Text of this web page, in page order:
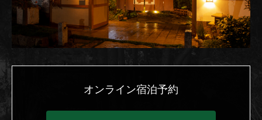
オンライン宿泊予約